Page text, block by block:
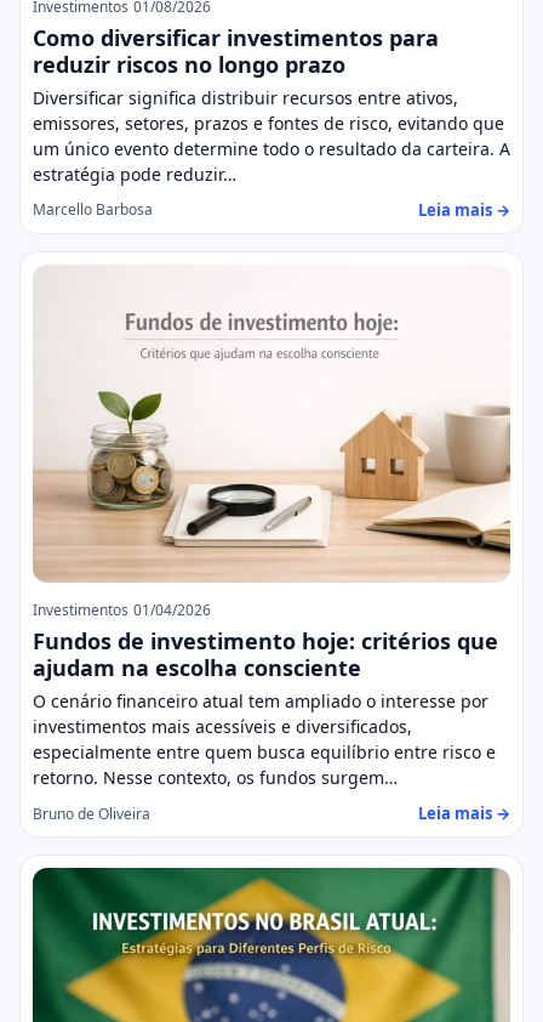
Investimentos 01/08/2026
Como diversificar investimentos para
reduzir riscos no longo prazo
Diversificar significa distribuir recursos entre ativos,
emissores, setores, prazos e fontes de risco, evitando que
um único evento determine todo o resultado da carteira. A
estratégia pode reduzir…
Marcello Barbosa Leia mais →
Investimentos 01/04/2026
Fundos de investimento hoje: critérios que
ajudam na escolha consciente
O cenário financeiro atual tem ampliado o interesse por
investimentos mais acessíveis e diversificados,
especialmente entre quem busca equilíbrio entre risco e
retorno. Nesse contexto, os fundos surgem…
Bruno de Oliveira Leia mais →